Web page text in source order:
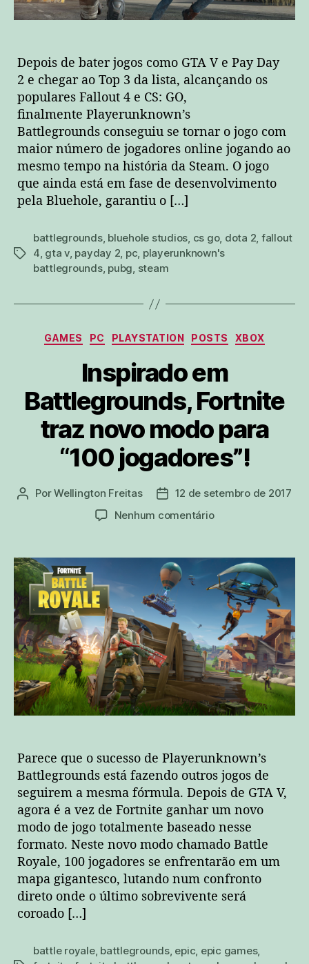
Depois de bater jogos como GTA V e Pay Day
2 e chegar ao Top 3 da lista, alcançando os
populares Fallout 4 e CS: GO,
finalmente Playerunknown’s
Battlegrounds conseguiu se tornar o jogo com
maior número de jogadores online jogando ao
mesmo tempo na história da Steam. O jogo
que ainda está em fase de desenvolvimento
pela Bluehole, garantiu o […]
tags
battlegrounds, bluehole studios, cs go, dota 2, fallout
4, gta v, payday 2, pc, playerunknown's
battlegrounds, pubg, steam
Categorias
GAMES PC PLAYSTATION POSTS XBOX
Inspirado em
Battlegrounds, Fortnite
traz novo modo para
“100 jogadores”!
Autor
PorWellington Freitas
Data12 de setembro de 2017
Nenhum comentárioem
Battlegrounds,
Fortnite
traz
novo
modo
para
“100
jogadores”!
Parece que o sucesso de Playerunknown’s
Battlegrounds está fazendo outros jogos de
seguirem a mesma fórmula. Depois de GTA V,
agora é a vez de Fortnite ganhar um novo
modo de jogo totalmente baseado nesse
formato. Neste novo modo chamado Battle
Royale, 100 jogadores se enfrentarão em um
mapa gigantesco, lutando num confronto
direto onde o último sobrevivente será
coroado […]
battle royale, battlegrounds, epic, epic games,